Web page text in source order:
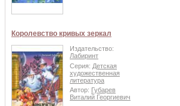
Королевство кривых зеркал
Издательство:
Лабиринт
Серия: Детская
художественная
литература
Автор: Губарев
Виталий Георгиевич